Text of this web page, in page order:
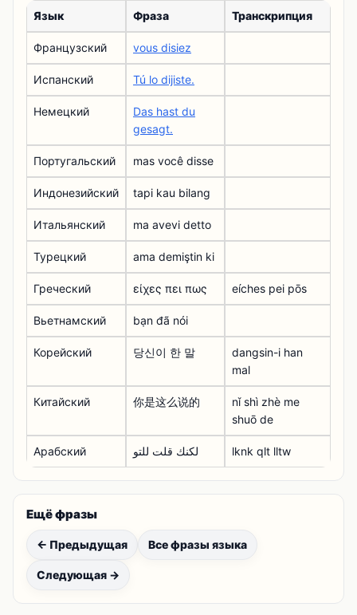
Язык Фраза Транскрипция
Французский vous disiez
Испанский Tú lo dijiste.
Немецкий
Das hast du
gesagt.
Португальский mas você disse
Индонезийский tapi kau bilang
Итальянский ma avevi detto
Турецкий ama demiştin ki
Греческий είχες πει πως eíches pei pōs
Вьетнамский bạn đã nói
Корейский 당신이 한 말
dangsin-i han
mal
Китайский 你是这么说的
nǐ shì zhè me
shuō de
Арабский لكنك قلت للتو lknk qlt lltw
Ещё фразы
← Предыдущая Все фразы языка
Следующая →